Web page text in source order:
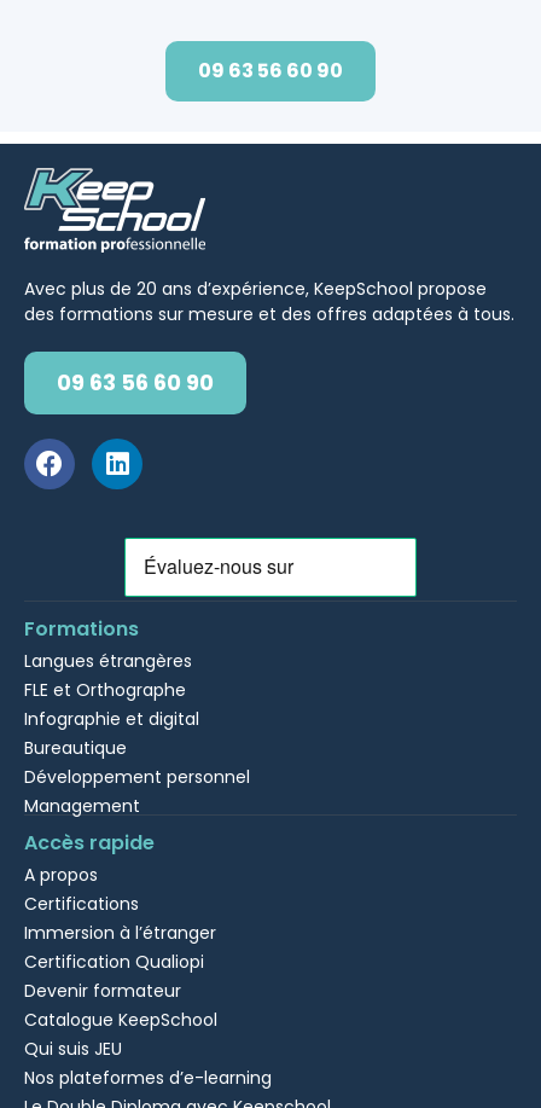
09 63 56 60 90
Avec plus de 20 ans d’expérience, KeepSchool propose
des formations sur mesure et des offres adaptées à tous.
09 63 56 60 90
Formations
Langues étrangères
FLE et Orthographe
Infographie et digital
Bureautique
Développement personnel
Management
Accès rapide
A propos
Certifications
Immersion à l’étranger
Certification Qualiopi
Devenir formateur
Catalogue KeepSchool
Qui suis JEU
Nos plateformes d’e-learning